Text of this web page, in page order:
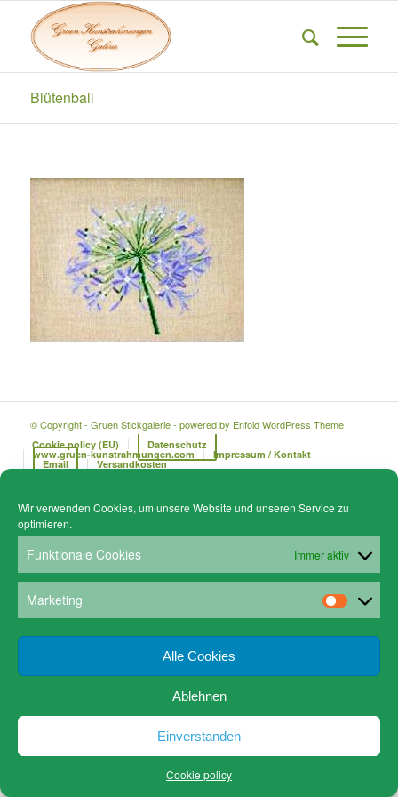
Wir verwenden Cookies, um unsere Website und unseren Service zu
optimieren.
Funktionale Cookies Immer aktiv
Marketing
Alle Cookies
Ablehnen
Einverstanden
Cookie policy
Blütenball
© Copyright - Gruen Stickgalerie - powered by Enfold WordPress Theme
Cookie policy (EU) Datenschutz
www.gruen-kunstrahmungen.com Impressum / Kontakt
Email Versandkosten